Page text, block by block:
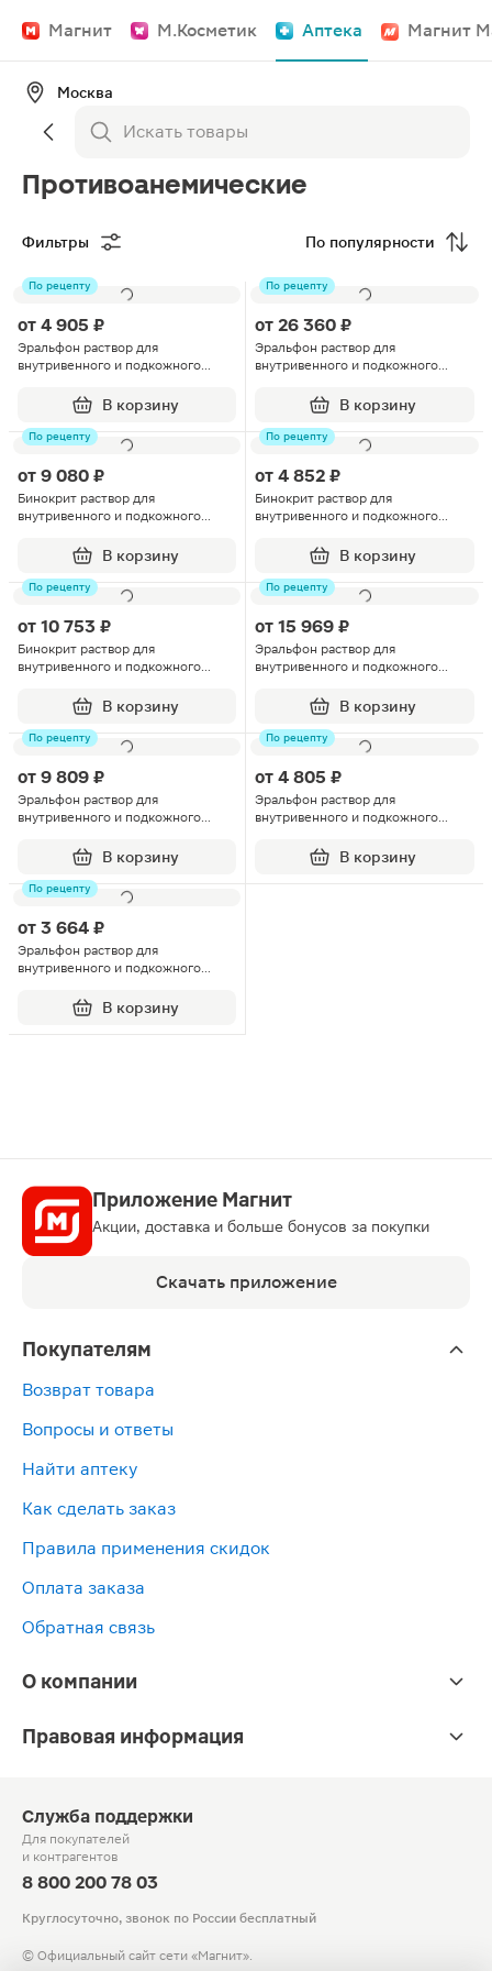
Магнит М.Косметик Аптека Магнит
Москва
Противоанемические
Фильтры По популярности
По рецепту
от 4 905 ₽
Эральфон раствор для
внутривенного и подкожного
В корзину
По рецепту
от 26 360 ₽
Эральфон раствор для
внутривенного и подкожного
В корзину
По рецепту
от 9 080 ₽
Бинокрит раствор для
внутривенного и подкожного
В корзину
По рецепту
от 4 852 ₽
Бинокрит раствор для
внутривенного и подкожного
В корзину
По рецепту
от 10 753 ₽
Бинокрит раствор для
внутривенного и подкожного
В корзину
По рецепту
от 15 969 ₽
Эральфон раствор для
внутривенного и подкожного
В корзину
По рецепту
от 9 809 ₽
Эральфон раствор для
внутривенного и подкожного
В корзину
По рецепту
от 4 805 ₽
Эральфон раствор для
внутривенного и подкожного
В корзину
По рецепту
от 3 664 ₽
Эральфон раствор для
внутривенного и подкожного
В корзину
Приложение Магнит
Акции, доставка и больше бонусов за покупки
Скачать приложение
Покупателям
Возврат товара
Вопросы и ответы
Найти аптеку
Как сделать заказ
Правила применения скидок
Оплата заказа
Обратная связь
О компании
Правовая информация
Служба поддержки
Для покупателей
и контрагентов
8 800 200 78 03
Круглосуточно, звонок по России бесплатный
© Официальный сайт сети «Магнит».